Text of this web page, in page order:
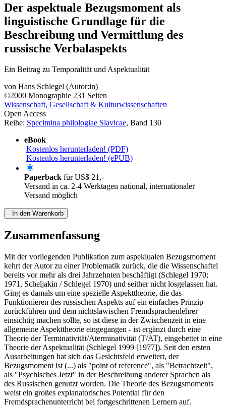
Der aspektuale Bezugsmoment als
linguistische Grundlage für die
Beschreibung und Vermittlung des
russische Verbalaspekts
Ein Beitrag zu Temporalität und Aspektualität
von Hans Schlegel (Autor:in)
©2000 Monographie 231 Seiten
Wissenschaft, Gesellschaft & Kulturwissenschaften
Open Access
Reihe: Specimina philologiae Slavicae, Band 130
eBook
Kostenlos herunterladen! (PDF)
Kostenlos herunterladen! (ePUB)
Paperback fürUS$ 21,-
Versand in ca. 2-4 Werktagen national, internationaler
Versand möglich
In den Warenkorb
Zusammenfassung
Mit der vorliegenden Publikation zum aspeklualen Bezugsmoment
kehrt der Autor zu einer Problematik zurück, die die Wissenschaftel
bereits vor mehr als drei Jahrzehnten beschäftigt (Schlegel 1970;
1971, Scheljakin / Schlegel 1970) und seither nicht losgelassen hat.
Ging es damals um eine spezielle Aspekttheorie, die das
Funktionieren des russischen Aspekts auf ein einfaches Prinzip
zurückführen und dem nichtslawischen Fremdsprachenlehrer
einsichtig machen sollte, so ist diese in der Zwischenzeit in eine
allgemeine Aspekttheorie eingegangen - ist ergänzt durch eine
Theorie der Terminativität/Aterminativität (T/AT), eingebettet in eine
Theorie der Aspektualität (Schlegel 1999 [1977]). Seit den ersten
Ausarbeitungen hat sich das Gesichtsfeld erweitert, der
Bezugsmoment ist (...) als "point of reference", als "Betrachtzeit",
als "Psychisches Jetzt" in der Beschreibung anderer Sprachen als
des Russischen genutzt worden. Die Theorie des Bezugsmoments
weist ein großes explanatorisches Potential für den
Fremdsprachenunterricht bei fortgeschrittenen Lernern auf.